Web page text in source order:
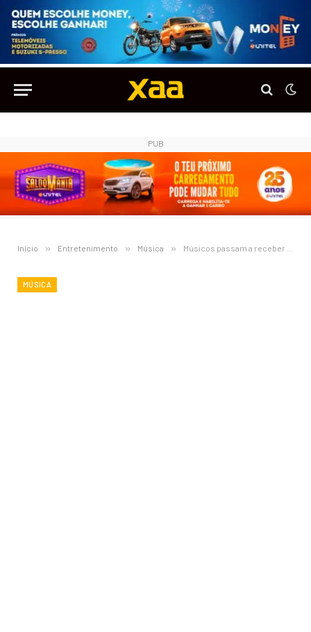
PUB
Início » Entretenimento » Música » Músicos passam a receber 70% dos valores de direitos autorais
MÚSICA